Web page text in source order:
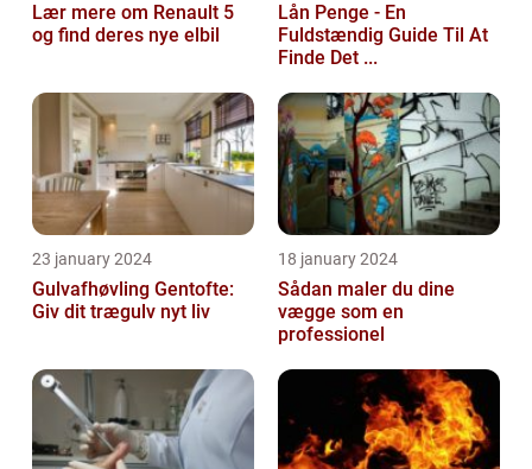
Lær mere om Renault 5
og find deres nye elbil
Lån Penge - En
Fuldstændig Guide Til At
Finde Det ...
23 january 2024
Gulvafhøvling Gentofte:
Giv dit trægulv nyt liv
18 january 2024
Sådan maler du dine
vægge som en
professionel